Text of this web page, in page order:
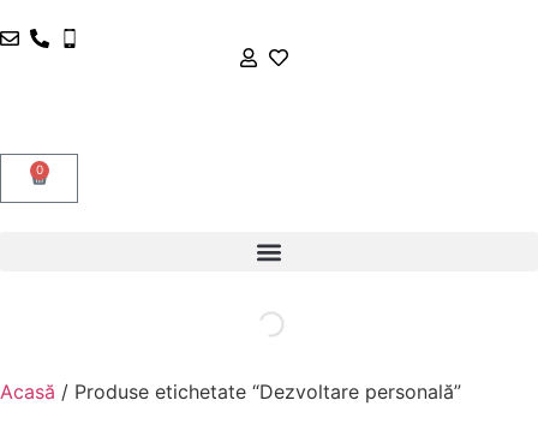
0
Acasă / Produse etichetate “Dezvoltare personală”